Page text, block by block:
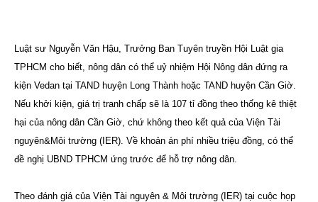
Luật sư Nguyễn Văn Hậu, Trưởng Ban Tuyên truyền Hội Luật gia
TPHCM cho biết, nông dân có thể uỷ nhiệm Hội Nông dân đứng ra
kiện Vedan tại TAND huyện Long Thành hoặc TAND huyện Cần Giờ.
Nếu khởi kiện, giá trị tranh chấp sẽ là 107 tỉ đồng theo thống kê thiệt
hại của nông dân Cần Giờ, chứ không theo kết quả của Viện Tài
nguyên&Môi trường (IER). Về khoản án phí nhiều triệu đồng, có thể
đề nghị UBND TPHCM ứng trước để hỗ trợ nông dân.
Theo đánh giá của Viện Tài nguyên & Môi trường (IER) tại cuộc họp